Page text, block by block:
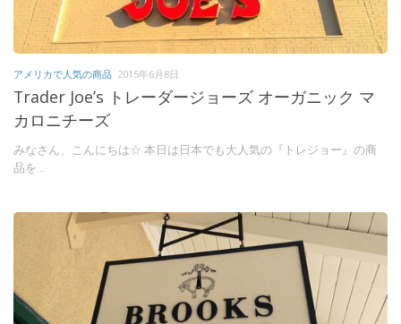
アメリカで人気の商品 2015年6月8日
Trader Joe’s トレーダージョーズ オーガニック マ
カロニチーズ
みなさん、こんにちは☆ 本日は日本でも大人気の『トレジョー』の商
品を...